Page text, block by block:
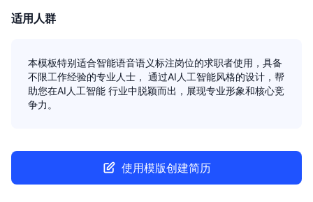
适用人群
本模板特别适合智能语音语义标注岗位的求职者使用，具备
不限工作经验的专业人士， 通过AI人工智能风格的设计，帮
助您在AI人工智能 行业中脱颖而出，展现专业形象和核心竞
争力。
使用模版创建简历